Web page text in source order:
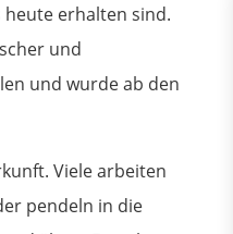
erhalten sind.
und
und wurde ab den
Viele arbeiten
pendeln in die